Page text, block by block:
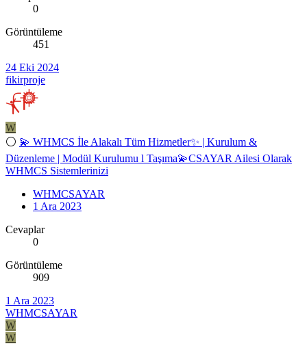
0
Görüntüleme
451
24 Eki 2024
fikirproje
W
⚪ 💫 WHMCS İle Alakalı Tüm Hizmetler✨ | Kurulum &
Düzenleme | Modül Kurulumu l Taşıma💫CSAYAR Ailesi Olarak
WHMCS Sistemlerinizi
WHMCSAYAR
1 Ara 2023
Cevaplar
0
Görüntüleme
909
1 Ara 2023
WHMCSAYAR
W
W